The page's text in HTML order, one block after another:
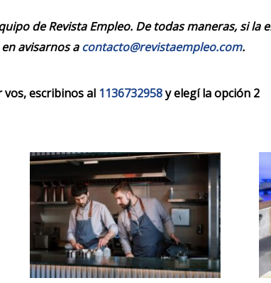
de Revista Empleo. De todas maneras, si la
avisarnos acontacto@revistaempleo.com.
escribinos al 1136732958y elegí la opción 2